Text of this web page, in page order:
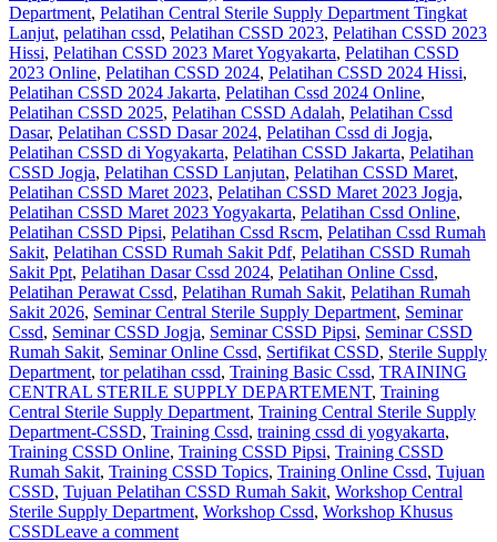
Department, Pelatihan Central Sterile Supply Department Tingkat
Lanjut, pelatihan cssd, Pelatihan CSSD 2023, Pelatihan CSSD 2023
Hissi, Pelatihan CSSD 2023 Maret Yogyakarta, Pelatihan CSSD
2023 Online, Pelatihan CSSD 2024, Pelatihan CSSD 2024 Hissi,
Pelatihan CSSD 2024 Jakarta, Pelatihan Cssd 2024 Online,
Pelatihan CSSD 2025, Pelatihan CSSD Adalah, Pelatihan Cssd
Dasar, Pelatihan CSSD Dasar 2024, Pelatihan Cssd di Jogja,
Pelatihan CSSD di Yogyakarta, Pelatihan CSSD Jakarta, Pelatihan
CSSD Jogja, Pelatihan CSSD Lanjutan, Pelatihan CSSD Maret,
Pelatihan CSSD Maret 2023, Pelatihan CSSD Maret 2023 Jogja,
Pelatihan CSSD Maret 2023 Yogyakarta, Pelatihan Cssd Online,
Pelatihan CSSD Pipsi, Pelatihan Cssd Rscm, Pelatihan Cssd Rumah
Sakit, Pelatihan CSSD Rumah Sakit Pdf, Pelatihan CSSD Rumah
Sakit Ppt, Pelatihan Dasar Cssd 2024, Pelatihan Online Cssd,
Pelatihan Perawat Cssd, Pelatihan Rumah Sakit‎, Pelatihan Rumah
Sakit 2026, Seminar Central Sterile Supply Department, Seminar
Cssd, Seminar CSSD Jogja, Seminar CSSD Pipsi, Seminar CSSD
Rumah Sakit, Seminar Online Cssd, Sertifikat CSSD, Sterile Supply
Department, tor pelatihan cssd, Training Basic Cssd, TRAINING
CENTRAL STERILE SUPPLY DEPARTEMENT, Training
Central Sterile Supply Department, Training Central Sterile Supply
Department-CSSD, Training Cssd, training cssd di yogyakarta,
Training CSSD Online, Training CSSD Pipsi, Training CSSD
Rumah Sakit, Training CSSD Topics, Training Online Cssd, Tujuan
CSSD, Tujuan Pelatihan CSSD Rumah Sakit, Workshop Central
Sterile Supply Department, Workshop Cssd, Workshop Khusus
CSSDLeave a comment